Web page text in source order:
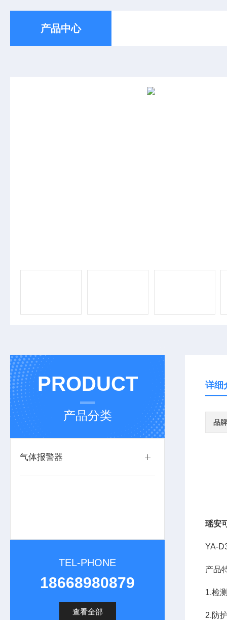
产品中心
PRODUCT
产品分类
气体报警器
TEL-PHONE
18668980879
查看全部
详细
品牌
瑶安
YA-
产品
1.检
2.防